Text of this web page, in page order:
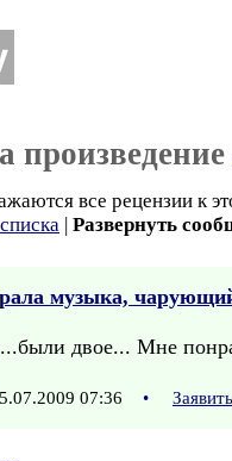
произведение
все рецензии к
| Развернуть
музыка,
двое... Мне
07:36 •